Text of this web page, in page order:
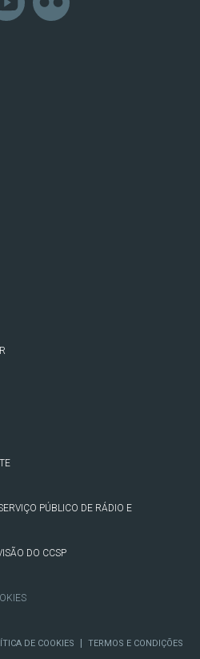
PÚBLICO DE RÁDIO E
DO CCSP
DE COOKIES TERMOS E CONDIÇÕES